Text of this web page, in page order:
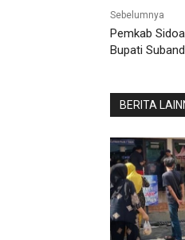
Sebelumnya
Pemkab
Bupati
BERITA